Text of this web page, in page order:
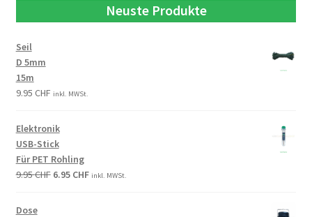
Neuste Produkte
Seil
D 5mm
15m
9.95 CHF inkl. MWSt.
Elektronik
USB-Stick
Für PET Rohling
9.95CHF 6.95 CHF inkl. MWSt.
Dose